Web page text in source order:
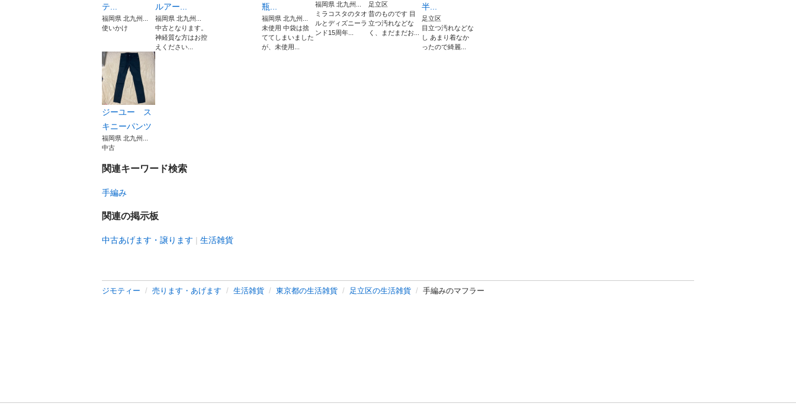
テ...
福岡県 北九州...
使いかけ
ルアー...
福岡県 北九州...
中古となります。
神経質な方はお控
えください...
瓶...
福岡県 北九州...
未使用 中袋は捨
ててしまいました
が、未使用...
福岡県 北九州...
ミラコスタのタオ
ルとディズニーラ
ンド15周年...
足立区
昔のものです 目
立つ汚れなどな
く、まだまだお...
半...
足立区
目立つ汚れなどな
し あまり着なか
ったので綺麗...
ジーユー ス
キニーパンツ
福岡県 北九州...
中古
関連キーワード検索
手編み
関連の掲示板
中古あげます・譲ります 生活雑貨
ジモティー 売ります・あげます 生活雑貨 東京都の生活雑貨 足立区の生活雑貨 手編みのマフラー